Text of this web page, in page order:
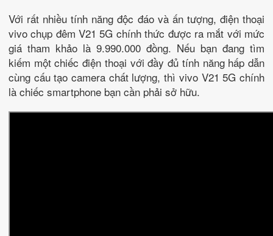
Với rất nhiều tính năng độc đáo và ấn tượng, điện thoại
vivo chụp đêm V21 5G chính thức được ra mắt với mức
giá tham khảo là 9.990.000 đồng. Nếu bạn đang tìm
kiếm một chiếc điện thoại với đầy đủ tính năng hấp dẫn
cùng cấu tạo camera chất lượng, thì vivo V21 5G chính
là chiếc smartphone bạn cần phải sở hữu.